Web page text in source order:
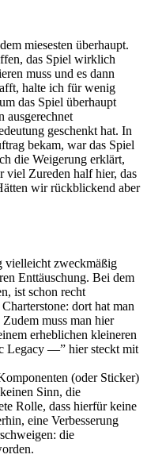
miesesten überhaupt.
das Spiel wirklich
muss und es dann
halte ich für wenig
das Spiel überhaupt
ausgerechnet
geschenkt hat. In
bekam, war das Spiel
die Weigerung erklärt,
viel Zureden half hier, das
wir rückblickend aber
vielleicht zweckmäßig
Enttäuschung. Bei dem
ist schon recht
dort hat man
muss man hier
erheblichen kleineren
Legacy —” hier steckt mit
(oder Sticker)
Sinn, die
Rolle, dass hierfür keine
eine Verbesserung
die